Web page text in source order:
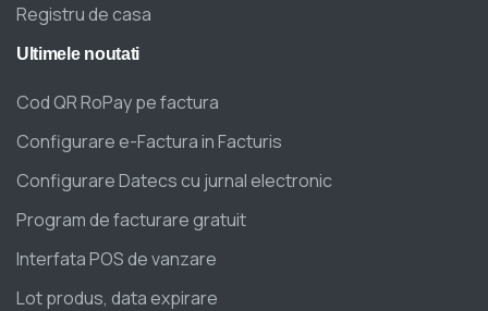
Registru de casa
Ultimele noutati
Cod QR RoPay pe factura
Configurare e-Factura in Facturis
Configurare Datecs cu jurnal electronic
Program de facturare gratuit
Interfata POS de vanzare
Lot produs, data expirare